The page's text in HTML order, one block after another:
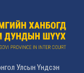
Улсын Үндсэн